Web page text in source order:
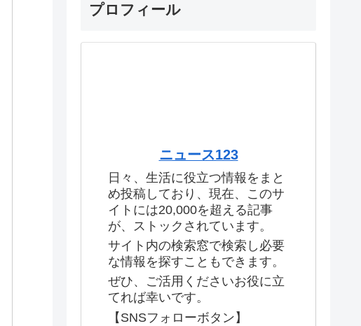
プロフィール
ニュース123
日々、生活に役立つ情報をまと
め投稿しており、現在、このサ
イトには20,000を超える記事
が、ストックされています。
サイト内の検索窓で検索し必要
な情報を探すこともできます。
ぜひ、ご活用くださいお役に立
てれば幸いです。
【SNSフォローボタン】